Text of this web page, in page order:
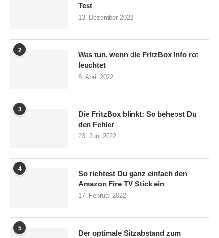
Test
13. Dezember 2022
2
Was tun, wenn die FritzBox Info rot
leuchtet
8. April 2022
3
Die FritzBox blinkt: So behebst Du
den Fehler
23. Juni 2022
4
So richtest Du ganz einfach den
Amazon Fire TV Stick ein
17. Februar 2022
5
Der optimale Sitzabstand zum